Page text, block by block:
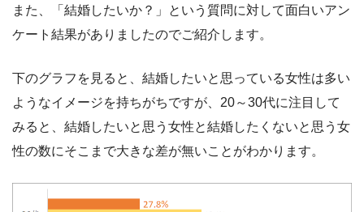
また、「結婚したいか？」という質問に対して面白いアン
ケート結果がありましたのでご紹介します。
下のグラフを見ると、結婚したいと思っている女性は多い
ようなイメージを持ちがちですが、20～30代に注目して
みると、結婚したいと思う女性と結婚したくないと思う女
性の数にそこまで大きな差が無いことがわかります。